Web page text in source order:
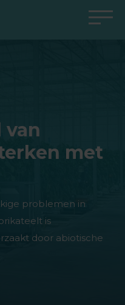
van
met
problemen in
is
door abiotische